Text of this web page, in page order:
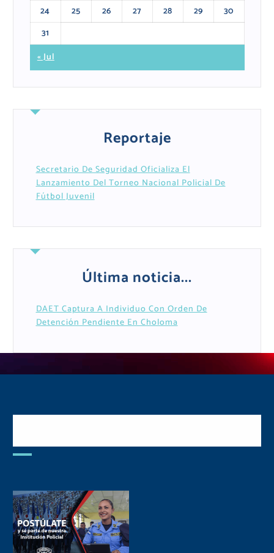
24
25 26 27 28 29
30
31
« Jul
Reportaje
Secretario De Seguridad Oficializa El
Lanzamiento Del Torneo Nacional Policial De
Fútbol Juvenil
Última noticia...
DAET Captura A Individuo Con Orden De
Detención Pendiente En Choloma